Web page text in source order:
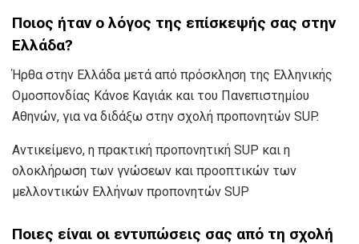
Ποιος ήταν ο λόγος της επίσκεψής σας στην
Ελλάδα?
Ήρθα στην Ελλάδα μετά από πρόσκληση της Ελληνικής
Ομοσπονδίας Κάνοε Καγιάκ και του Πανεπιστημίου
Αθηνών, για να διδάξω στην σχολή προπονητών SUP.
Αντικείμενο, η πρακτική προπονητική SUP και η
ολοκλήρωση των γνώσεων και προοπτικών των
μελλοντικών Ελλήνων προπονητών SUP
Ποιες είναι οι εντυπώσεις σας από τη σχολή